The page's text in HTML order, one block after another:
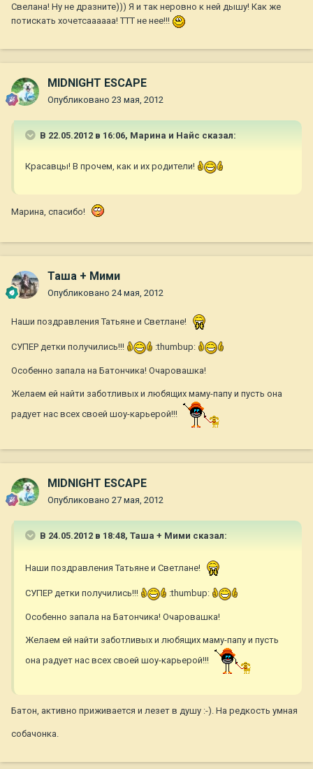
Свелана! Ну не дразните))) Я и так неровно к ней дышу! Как же
потискать хочетсаааааа! ТТТ не нее!!!
MIDNIGHT ESCAPE
Опубликовано 23 мая, 2012
В 22.05.2012 в 16:06, Марина и Найс сказал:
Красавцы! В прочем, как и их родители!
Марина, спасибо!
Таша + Мими
Опубликовано 24 мая, 2012
Наши поздравления Татьяне и Светлане!
СУПЕР детки получились!!! :thumbup:
Особенно запала на Батончика! Очаровашка!
Желаем ей найти заботливых и любящих маму-папу и пусть она
радует нас всех своей шоу-карьерой!!!
MIDNIGHT ESCAPE
Опубликовано 27 мая, 2012
В 24.05.2012 в 18:48, Таша + Мими сказал:
Наши поздравления Татьяне и Светлане!
СУПЕР детки получились!!! :thumbup:
Особенно запала на Батончика! Очаровашка!
Желаем ей найти заботливых и любящих маму-папу и пусть
она радует нас всех своей шоу-карьерой!!!
Батон, активно приживается и лезет в душу :-). На редкость умная
собачонка.